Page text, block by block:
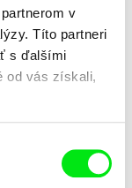
v
Títo partneri
s ďalšími
od vás získali,